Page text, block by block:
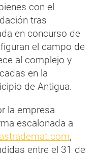
con el
tras
en concurso de
el campo de
al complejo y
en la
de Antigua.
la empresa
escalonada a
,
entre el 31 de